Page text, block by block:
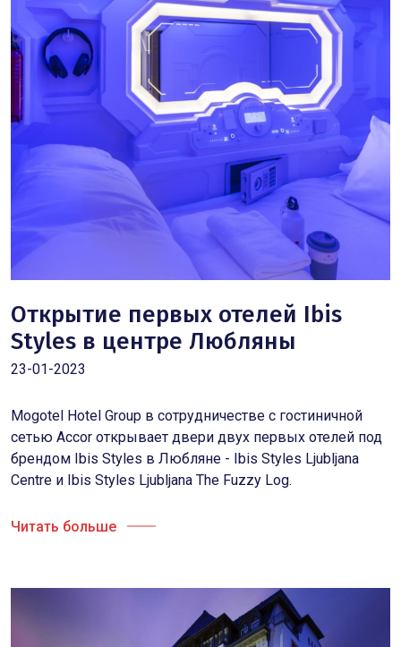
Открытие первых отелей Ibis
Styles в центре Любляны
23-01-2023
Mogotel Hotel Group в сотрудничестве с гостиничной
сетью Accor открывает двери двух первых отелей под
брендом Ibis Styles в Любляне - Ibis Styles Ljubljana
Centre и Ibis Styles Ljubljana The Fuzzy Log.
Читать больше